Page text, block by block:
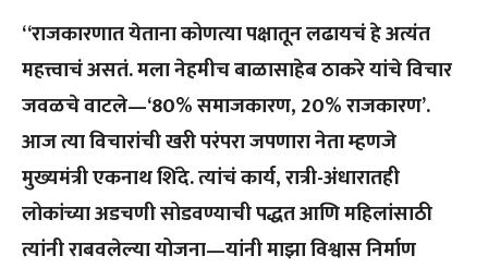
“राजकारणात येताना कोणत्या पक्षातून लढायचं हे अत्यंत
महत्त्वाचं असतं. मला नेहमीच बाळासाहेब ठाकरे यांचे विचार
जवळचे वाटले—‘80% समाजकारण, 20% राजकारण’.
आज त्या विचारांची खरी परंपरा जपणारा नेता म्हणजे
मुख्यमंत्री एकनाथ शिंदे. त्यांचं कार्य, रात्री-अंधारातही
लोकांच्या अडचणी सोडवण्याची पद्धत आणि महिलांसाठी
त्यांनी राबवलेल्या योजना—यांनी माझा विश्वास निर्माण